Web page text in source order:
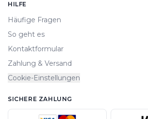
HILFE
Häufige Fragen
So geht es
Kontaktformular
Zahlung & Versand
Cookie-Einstellungen
SICHERE ZAHLUNG